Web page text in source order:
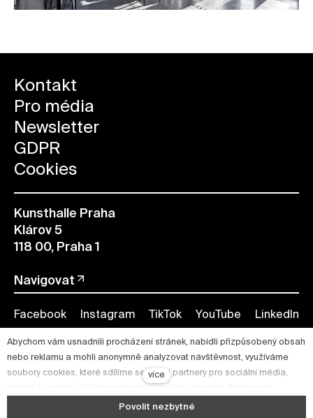
Kontakt
Pro média
Newsletter
GDPR
Cookies
Kunsthalle Praha
Klárov 5
118 00, Praha 1
Navigovat
Facebook Instagram TikTok YouTube LinkedIn
Abychom vám usnadnili procházení stránek, nabídli přizpůsobený obsah
nebo reklamu a mohli anonymně analyzovat návštěvnost, využíváme
soubory cookies, které sdílíme se svými partnery pro sociální média,
cookies" a kdykoliv jej můžete změnit v patičce webu. Podrobnější
více
Povolit nezbytné